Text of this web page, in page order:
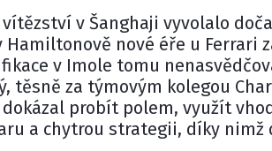
v Šanghaji vyvolalo
Hamiltonově nové éře u Ferrari
v Imole tomu
těsně za týmovým kolegou
probít polem, využít
a chytrou strategii, díky nimž